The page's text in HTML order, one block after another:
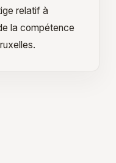
relatif à
la compétence